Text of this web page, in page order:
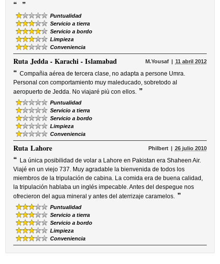
“ ”
Puntualidad
Servicio a tierra
Servicio a bordo
Limpieza
Conveniencia
RutaJedda - Karachi - Islamabad M.Yousaf 11 abril 2012
“ Compañia aérea de tercera clase, no adapta a persone Umra.
Personal con comportamiento muy maleducado, sobretodo al
aeropuerto de Jedda. No viajaré più con ellos. ”
Puntualidad
Servicio a tierra
Servicio a bordo
Limpieza
Conveniencia
RutaLahore Philbert 26 julio 2010
“ La única posibilidad de volar a Lahore en Pakistan era Shaheen Air.
Viajé en un viejo 737. Muy agradable la bienvenida de todos los
miembros de la tripulación de cabina. La comida era de buena calidad,
la tripulación hablaba un inglés impecable. Antes del despegue nos
ofrecieron del agua mineral y antes del aterrizaje caramelos. ”
Puntualidad
Servicio a tierra
Servicio a bordo
Limpieza
Conveniencia